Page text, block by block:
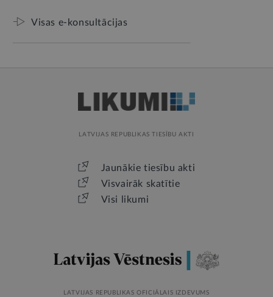
Visas e-konsultācijas
LATVIJAS REPUBLIKAS TIESĪBU AKTI
Jaunākie tiesību akti
Visvairāk skatītie
Visi likumi
LATVIJAS REPUBLIKAS OFICIĀLAIS IZDEVUMS